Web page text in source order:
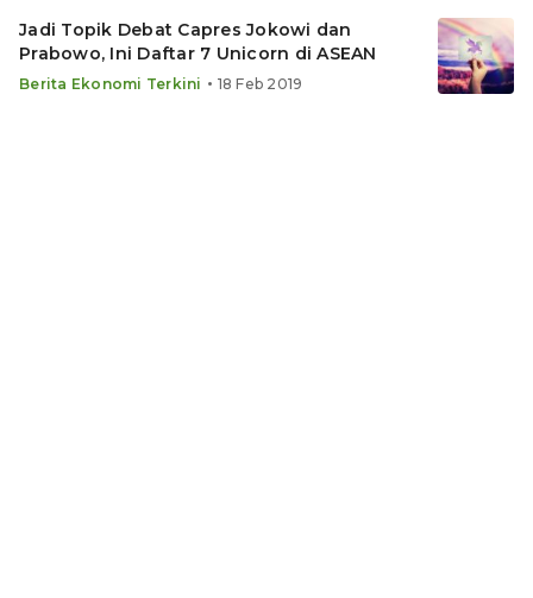
Jadi Topik Debat Capres Jokowi dan
Prabowo, Ini Daftar 7 Unicorn di ASEAN
Berita Ekonomi Terkini • 18 Feb 2019